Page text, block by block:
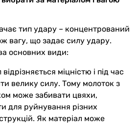
тип удару – концентрований
вагу, що задає силу удару.
основних види:
міцністю і під час
велику силу. Тому молоток з
може забивати цвяхи,
для руйнування різних
Як матеріал може